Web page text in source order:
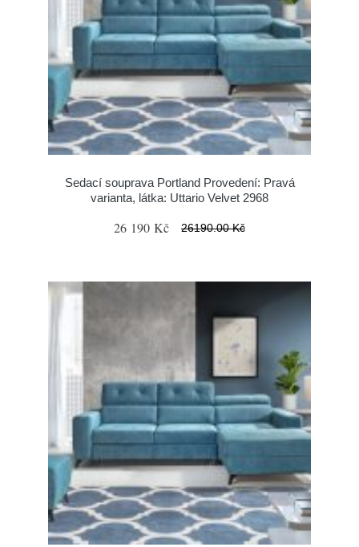
Sedací souprava Portland Provedení: Pravá
varianta, látka: Uttario Velvet 2968
26 190 Kč 26190.00 Kč